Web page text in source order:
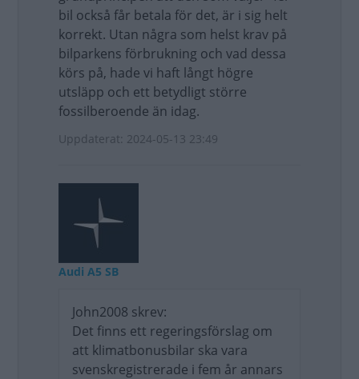
bil också får betala för det, är i sig helt
korrekt. Utan några som helst krav på
bilparkens förbrukning och vad dessa
körs på, hade vi haft långt högre
utsläpp och ett betydligt större
fossilberoende än idag.
Uppdaterat: 2024-05-13 23:49
Audi A5 SB
John2008 skrev:
Det finns ett regeringsförslag om
att klimatbonusbilar ska vara
svenskregistrerade i fem år annars